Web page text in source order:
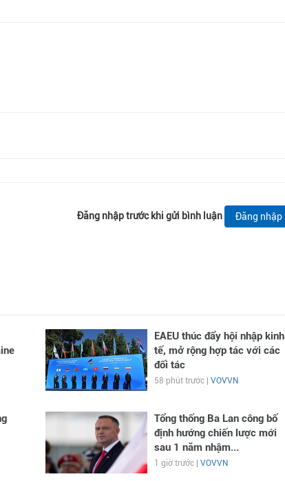
Đăng nhập trước khi gửi bình luận Đăng nhập
EAEU thúc đẩy hội nhập kinh
tế, mở rộng hợp tác với các
đối tác
58 phút trước | VOVVN
Tổng thống Ba Lan công bố
định hướng chiến lược mới
sau 1 năm nhậm...
1 giờ trước | VOVVN